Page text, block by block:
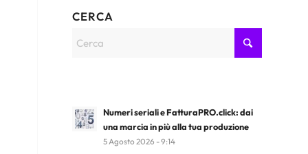
CERCA
Numeri seriali e FatturaPRO.click: dai
una marcia in più alla tua produzione
5 Agosto 2026 - 9:14